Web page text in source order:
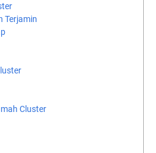
Terjamin
Cluster